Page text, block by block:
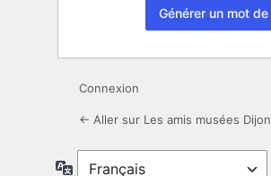
Connexion
← Aller sur Les amis musées Dijon
Langue